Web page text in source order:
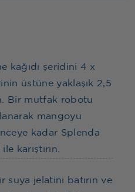
kağıdı şeridini 4 x
üstüne yaklaşık 2,5
Bir mutfak robotu
mangoyu
kadar Splenda
karıştırın.
suya jelatini batırın ve